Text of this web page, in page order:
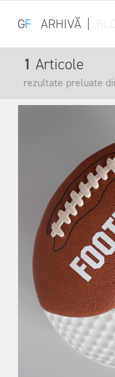
GF ARHIVĂ
1 Articole
rezultate preluate